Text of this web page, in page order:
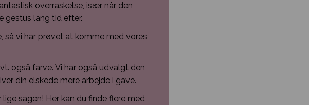
overraskelse, især når den
gestus lang tid efter.
så vi har prøvet at komme med vores
også farve. Vi har også udvalgt den
din elskede mere arbejde i gave.
sagen! Her kan du finde flere med